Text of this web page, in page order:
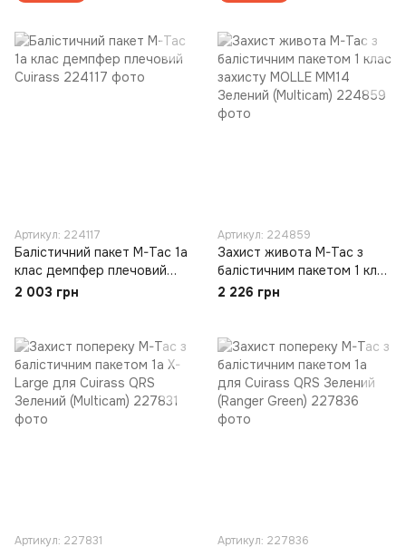
Артикул: 224117
Балістичний пакет M-Tac 1а
клас демпфер плечовий
Cuirass
2 003 грн
Артикул: 224859
Захист живота M-Tac з
балістичним пакетом 1 клас
захисту MOLLE MM14
2 226 грн
Артикул: 227831 Артикул: 227836